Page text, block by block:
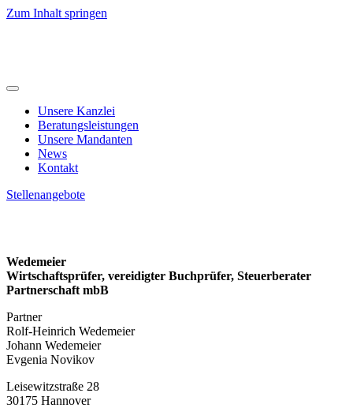
Zum Inhalt springen
Unsere Kanzlei
Beratungsleistungen
Unsere Mandanten
News
Kontakt
Stellenangebote
Wedemeier
Wirtschaftsprüfer, vereidigter Buchprüfer, Steuerberater
Partnerschaft mbB
Partner
Rolf-Heinrich Wedemeier
Johann Wedemeier
Evgenia Novikov
Leisewitzstraße 28
30175 Hannover